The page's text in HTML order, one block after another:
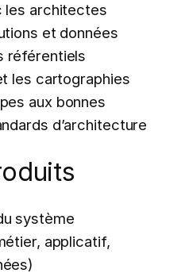
les architectes
et données
référentiels
les cartographies
aux bonnes
d’architecture
système
applicatif,